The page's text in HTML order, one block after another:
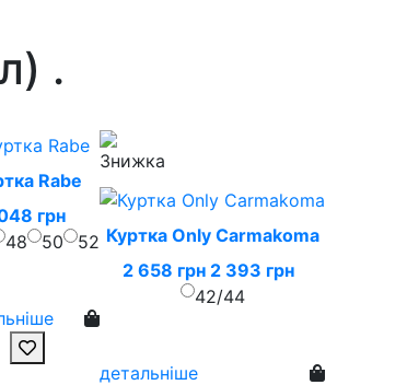
.
Rabe
грн
48 50 52 Куртка Only Carmakoma
2 658 грн 2 393 грн
42/44
детальніше